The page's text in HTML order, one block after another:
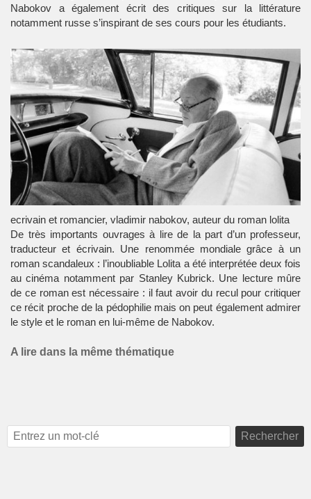
Nabokov a également écrit des critiques sur la littérature
notamment russe s’inspirant de ses cours pour les étudiants.
ecrivain et romancier, vladimir nabokov, auteur du roman lolita
De très importants ouvrages à lire de la part d’un professeur,
traducteur et écrivain. Une renommée mondiale grâce à un
roman scandaleux : l’inoubliable Lolita a été interprétée deux fois
aucinéma notamment par Stanley Kubrick. Une lecture mûre
de ce roman est nécessaire : il faut avoir du recul pour critiquer
ce récit proche de la pédophiliemais on peut également admirer
le style et le roman en lui-même de Nabokov.
A lire dans la même thématique
Rechercher